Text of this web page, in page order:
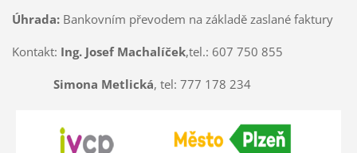
Úhrada:Bankovním převodem na základě zaslané faktury
Kontakt: Ing. Josef Machalíček,tel.: 607 750 855
Simona Metlická, tel: 777 178 234